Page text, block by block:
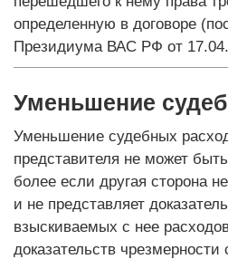
определенную в договоре
Президиума ВАС РФ от
Уменьшение
Уменьшение судебных
представителя не может
более если другая сторона
и не представляет
взыскиваемых с нее
доказательств